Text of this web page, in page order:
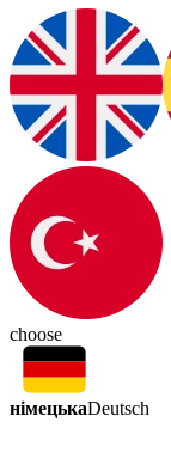
choose
німецькаDeutsch